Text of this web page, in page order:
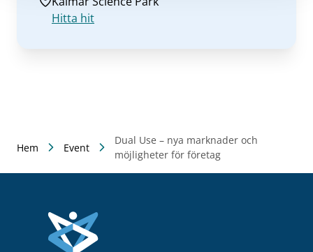
Hitta hit
Hem Event
Dual Use – nya marknader och
möjligheter för företag